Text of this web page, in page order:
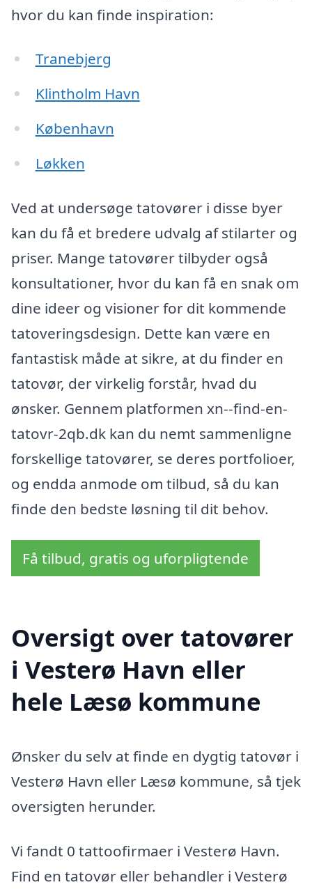
hvor du kan finde inspiration:
Tranebjerg
Klintholm Havn
København
Løkken
Ved at undersøge tatovører i disse byer
kan du få et bredere udvalg af stilarter og
priser. Mange tatovører tilbyder også
konsultationer, hvor du kan få en snak om
dine ideer og visioner for dit kommende
tatoveringsdesign. Dette kan være en
fantastisk måde at sikre, at du finder en
tatovør, der virkelig forstår, hvad du
ønsker. Gennem platformen xn--find-en-
tatovr-2qb.dk kan du nemt sammenligne
forskellige tatovører, se deres portfolioer,
og endda anmode om tilbud, så du kan
finde den bedste løsning til dit behov.
Få tilbud, gratis og uforpligtende
Oversigt over tatovører
i Vesterø Havn eller
hele Læsø kommune
Ønsker du selv at finde en dygtig tatovør i
Vesterø Havn eller Læsø kommune, så tjek
oversigten herunder.
Vi fandt 0 tattoofirmaer i Vesterø Havn.
Find en tatovør eller behandler i Vesterø